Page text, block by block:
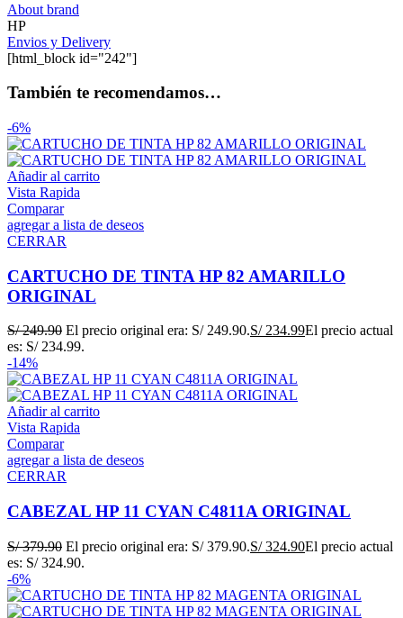
About brand
HP
Envios y Delivery
[html_block id="242"]
También te recomendamos…
-6%
Añadir al carrito
Vista Rapida
Comparar
agregar a lista de deseos
CERRAR
CARTUCHO DE TINTA HP 82 AMARILLO
ORIGINAL
S/249.90 El precio original era: S/ 249.90.S/234.99El precio actual
es: S/ 234.99.
-14%
Añadir al carrito
Vista Rapida
Comparar
agregar a lista de deseos
CERRAR
CABEZAL HP 11 CYAN C4811A ORIGINAL
S/379.90 El precio original era: S/ 379.90.S/324.90El precio actual
es: S/ 324.90.
-6%